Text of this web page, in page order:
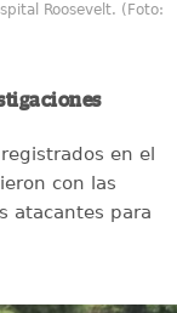
Roosevelt. (Foto:
en el
con las
atacantes para